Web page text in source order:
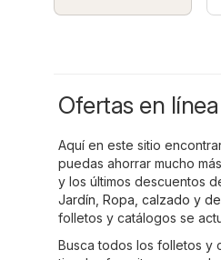
Ofertas en
Aquí en este sitio
puedas ahorrar mucho
y los últimos descuentos
Jardín Ropa, calzado y
folletos y catálogos se
Busca todos los folletos y